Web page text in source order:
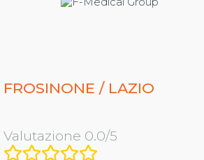
FROSINONE / LAZIO
Valutazione 0.0/5